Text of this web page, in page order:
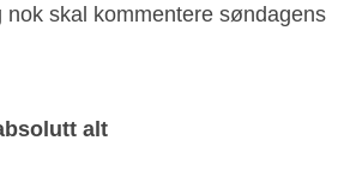
nok skal kommentere søndagens
alt